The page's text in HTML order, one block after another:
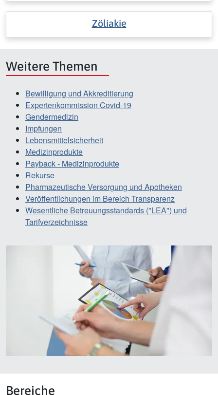
Zöliakie
Weitere Themen
Bewilligung und Akkreditierung
Expertenkommission Covid-19
Gendermedizin
Impfungen
Lebensmittelsicherheit
Medizinprodukte
Payback - Medizinprodukte
Rekurse
Pharmazeutische Versorgung und Apotheken
Veröffentlichungen im Bereich Transparenz
Wesentliche Betreuungsstandards ("LEA") und
Tarifverzeichnisse
Bereiche